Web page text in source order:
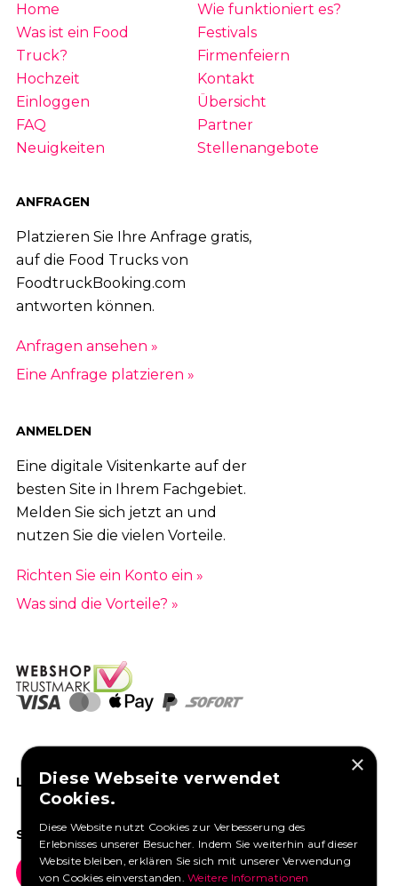
Home
Wie funktioniert es?
Was ist ein Food
Truck?
Festivals
Firmenfeiern
Hochzeit
Kontakt
Einloggen
Übersicht
FAQ
Partner
Neuigkeiten
Stellenangebote
ANFRAGEN
Platzieren Sie Ihre Anfrage gratis,
auf die Food Trucks von
FoodtruckBooking.com
antworten können.
Anfragen ansehen »
Eine Anfrage platzieren »
ANMELDEN
Eine digitale Visitenkarte auf der
besten Site in Ihrem Fachgebiet.
Melden Sie sich jetzt an und
nutzen Sie die vielen Vorteile.
Richten Sie ein Konto ein »
Was sind die Vorteile? »
LIKEN SIE UNS AUF FACEBOOK
SOCIAL MEDIA
×
Diese Webseite verwendet
Cookies.
Diese Website nutzt Cookies zur Verbesserung des
Erlebnisses unserer Besucher. Indem Sie weiterhin auf dieser
Website bleiben, erklären Sie sich mit unserer Verwendung
von Cookies einverstanden.Weitere Informationen